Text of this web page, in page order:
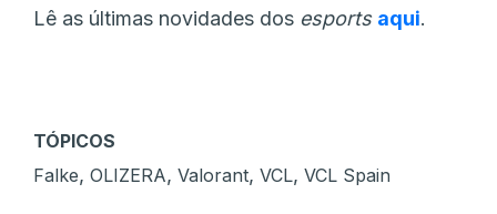
Lê as últimas novidades dos esports aqui.
TÓPICOS
Falke, OLIZERA, Valorant, VCL, VCL Spain